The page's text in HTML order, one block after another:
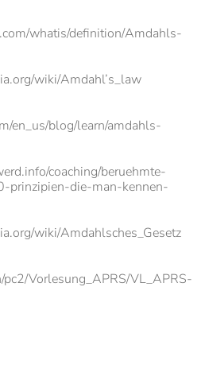
whatis/definition/Amdahls-
wiki/Amdahl’s_law
en_us/blog/learn/amdahls-
coaching/beruehmte-
prinzipien-die-man-kennen-
wiki/Amdahlsches_Gesetz
Vorlesung_APRS/VL_APRS-